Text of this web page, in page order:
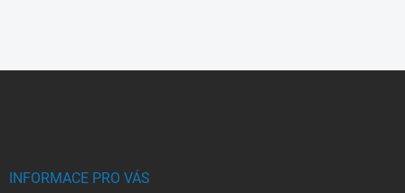
INFORMACE PRO VÁS